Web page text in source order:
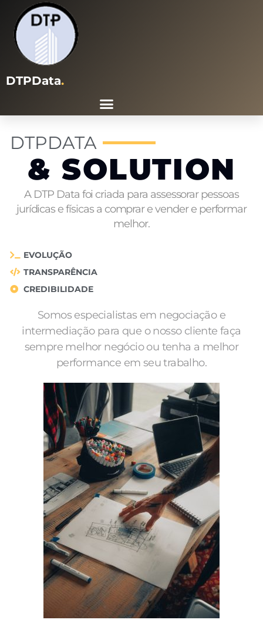
DTPData.
DTPDATA
& SOLUTION
A DTP Data foi criada para assessorar pessoas
jurídicas e físicas a comprar e vender e performar
melhor.
EVOLUÇÃO
TRANSPARÊNCIA
CREDIBILIDADE
Somos especialistas em negociação e
intermediação para que o nosso cliente faça
sempre melhor negócio ou tenha a melhor
performance em seu trabalho.